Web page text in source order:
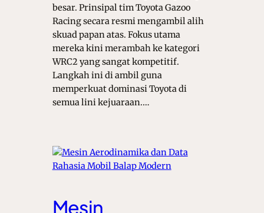
besar. Prinsipal tim Toyota Gazoo
Racing secara resmi mengambil alih
skuad papan atas. Fokus utama
mereka kini merambah ke kategori
WRC2 yang sangat kompetitif.
Langkah ini di ambil guna
memperkuat dominasi Toyota di
semua lini kejuaraan.…
Mesin